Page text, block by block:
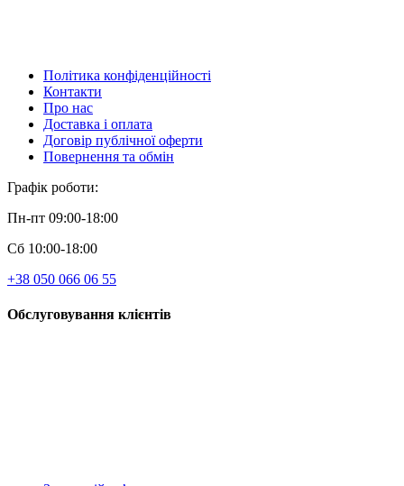
Політика конфіденційності
Контакти
Про нас
Доставка і оплата
Договір публічної оферти
Повернення та обмін
Графік роботи:
Пн-пт 09:00-18:00
Сб 10:00-18:00
+38 050 066 06 55
Обслуговування клієнтів